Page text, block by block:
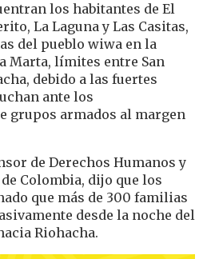
los habitantes de El
La Laguna y Las Casitas,
del pueblo wiwa en la
Marta, límites entre San
debido a las fuertes
ante los
grupos armados al margen
de Derechos Humanos y
Colombia, dijo que los
que más de 300 familias
desde la noche del
Riohacha.